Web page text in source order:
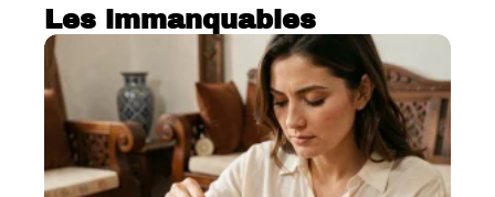
Les immanquables